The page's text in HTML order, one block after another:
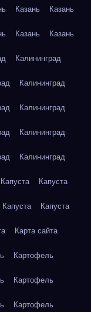
Казань Казань
Казань Казань
Калининград
Калининград
Калининград
Калининград
Калининград
Капуста Капуста
Капуста Капуста
Карта сайта
Картофель
Картофель
Картофель